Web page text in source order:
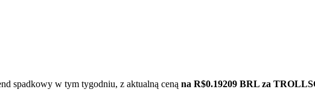
spadkowy w tym tygodniu, z aktualną ceną na R$0.19209 BRL za